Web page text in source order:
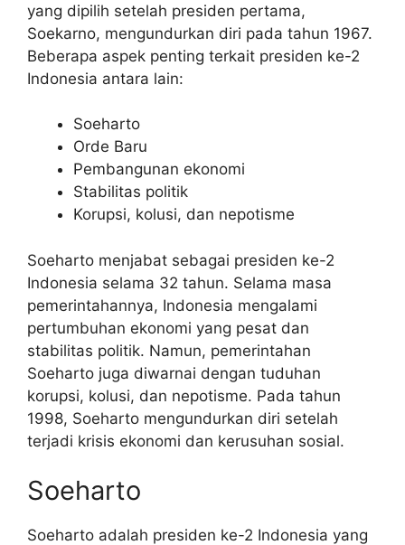
yang dipilih setelah presiden pertama,
Soekarno, mengundurkan diri pada tahun 1967.
Beberapa aspek penting terkait presiden ke-2
Indonesia antara lain:
Soeharto
Orde Baru
Pembangunan ekonomi
Stabilitas politik
Korupsi, kolusi, dan nepotisme
Soeharto menjabat sebagai presiden ke-2
Indonesia selama 32 tahun. Selama masa
pemerintahannya, Indonesia mengalami
pertumbuhan ekonomi yang pesat dan
stabilitas politik. Namun, pemerintahan
Soeharto juga diwarnai dengan tuduhan
korupsi, kolusi, dan nepotisme. Pada tahun
1998, Soeharto mengundurkan diri setelah
terjadi krisis ekonomi dan kerusuhan sosial.
Soeharto
Soeharto adalah presiden ke-2 Indonesia yang